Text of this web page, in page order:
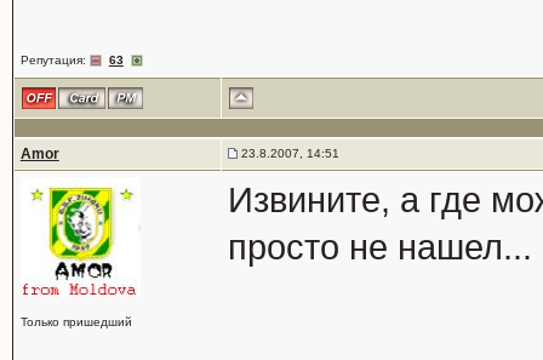
Репутация: 63
Amor 23.8.2007, 14:51
Только пришедший
Извините, а где
просто не нашел...